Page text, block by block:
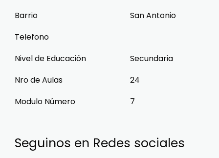
Barrio
San Antonio
Telefono
Nivel de Educación
Secundaria
Nro de Aulas
24
Modulo Número
7
Seguinos en Redes sociales